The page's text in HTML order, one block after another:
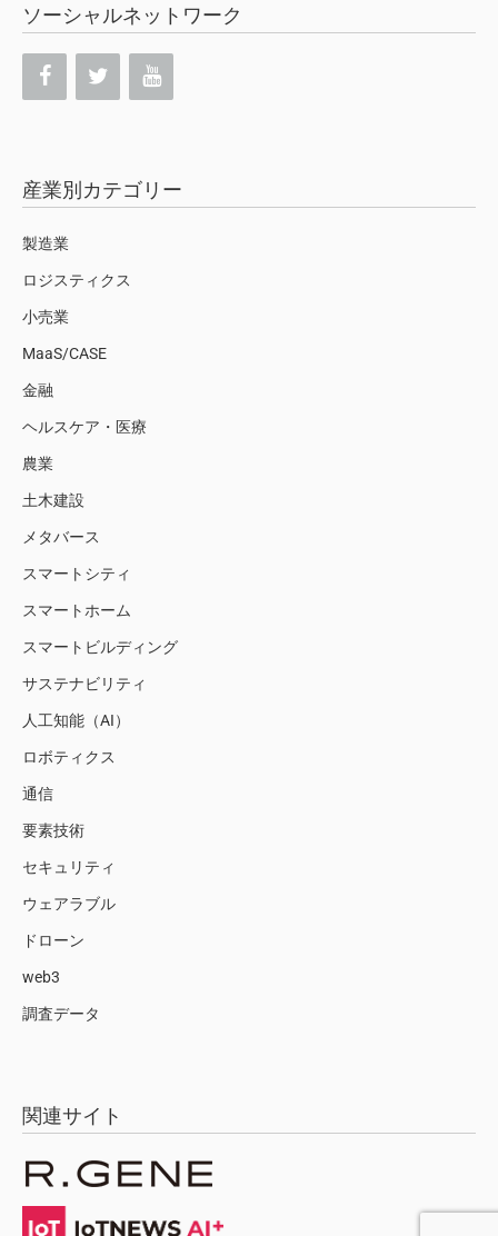
ソーシャルネットワーク
産業別カテゴリー
製造業
ロジスティクス
小売業
MaaS/CASE
金融
ヘルスケア・医療
農業
土木建設
メタバース
スマートシティ
スマートホーム
スマートビルディング
サステナビリティ
人工知能（AI）
ロボティクス
通信
要素技術
セキュリティ
ウェアラブル
ドローン
web3
調査データ
関連サイト